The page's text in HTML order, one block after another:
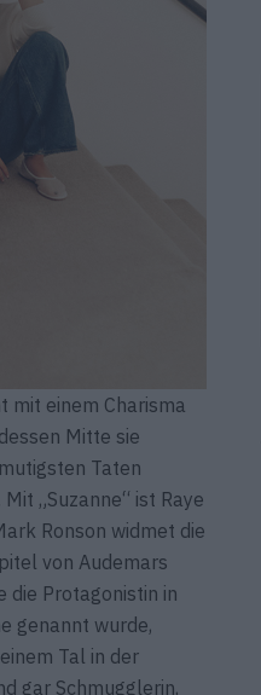
mit einem Charisma
Mitte sie
Taten
„Suzanne“ ist Raye
Ronson widmet die
von Audemars
die Protagonistin in
genannt wurde,
Tal in der
gar Schmugglerin,